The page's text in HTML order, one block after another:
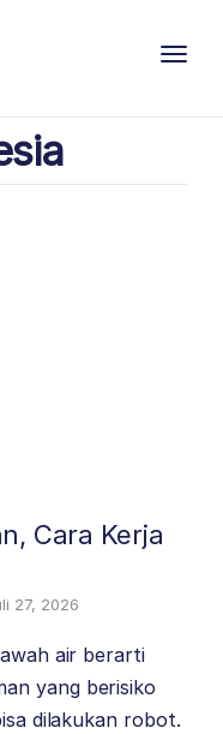
Cara Kerja
27, 2026
air berarti
yang berisiko
dilakukan robot.